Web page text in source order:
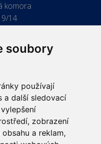
soubory
používají
a další sledovací
zobrazení
a reklam,
komora
14